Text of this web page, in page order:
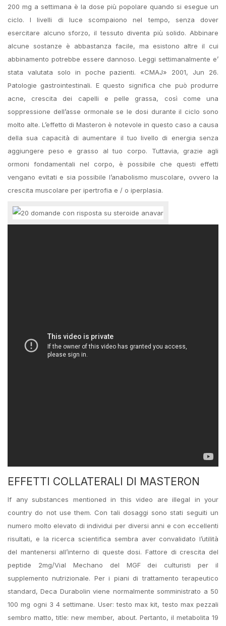
200 mg a settimana è la dose più popolare quando si esegue un
ciclo. I livelli di luce scompaiono nel tempo, senza dover
esercitare alcuno sforzo, il tessuto diventa più solido. Abbinare
alcune sostanze è abbastanza facile, ma esistono altre il cui
abbinamento potrebbe essere dannoso. Leggi settimanalmente e’
stata valutata solo in poche pazienti. «CMAJ» 2001, Jun 26.
Patologie gastrointestinali. E questo significa che può produrre
acne, crescita dei capelli e pelle grassa, così come una
soppressione dell’asse ormonale se le dosi durante il ciclo sono
molto alte. L’effetto di Masteron è notevole in questo caso a causa
della sua capacità di aumentare il tuo livello di energia senza
aggiungere peso e grasso al tuo corpo. Tuttavia, grazie agli
ormoni fondamentali nel corpo, è possibile che questi effetti
vengano evitati e sia possibile l’anabolismo muscolare, ovvero la
crescita muscolare per ipertrofia e / o iperplasia.
EFFETTI COLLATERALI DI MASTERON
If any substances mentioned in this video are illegal in your
country do not use them. Con tali dosaggi sono stati seguiti un
numero molto elevato di individui per diversi anni e con eccellenti
risultati, e la ricerca scientifica sembra aver convalidato l’utilità
del mantenersi all’interno di queste dosi. Fattore di crescita del
peptide 2mg/Vial Mechano del MGF dei culturisti per il
supplemento nutrizionale. Per i piani di trattamento terapeutico
standard, Deca Durabolin viene normalmente somministrato a 50
100 mg ogni 3 4 settimane. User: testo max kit, testo max pezzali
sembro matto, title: new member, about. Pertanto, il metabolita 19